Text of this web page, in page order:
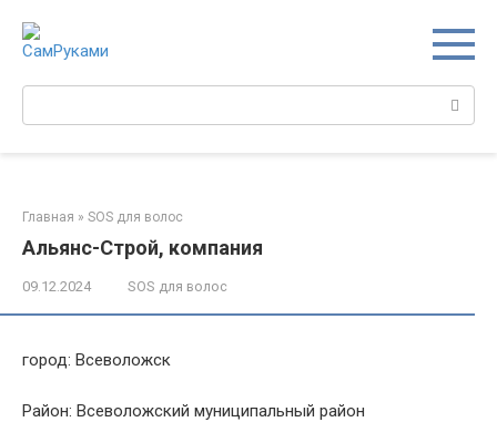
контенту
Главная » SOS для волос
Альянс-Строй, компания
09.12.2024 SOS для волос
город: Всеволожск
Район: Всеволожский муниципальный район